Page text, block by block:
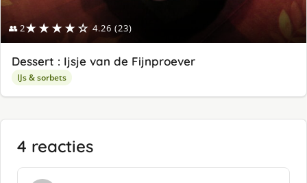
👥 2★★★★☆ 4.26 (23)
Dessert : Ijsje van de Fijnproever
IJs & sorbets
4 reacties